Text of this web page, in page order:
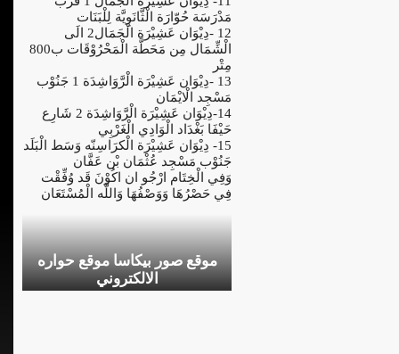
مَدْرَسَة حُوّارَة الْثَّانَوِيَّة لِلْبَنَات
12 -دِيْوَان عَشِيْرَة الْجَمَال2 الَى
الْشِّمَال مِن مَحَطَّة الْمَحْرُوْقَات ب800
مِتْر
13 -دِيْوَان عَشِيْرَة الْرَّوَاشِدَة 1 جَنُوْب
مَسْجِد الْايْمَان
14-دِيْوَان عَشِيْرَة الْرَّوَاشِدَة 2 شَارِع
حَيْفَا بَغْدَاد الْوَادِي الْغَرْبِي
15- دِيْوَان عَشِيْرَة الْكرَاسِنّه وَسَط الْبَلَد
جَنُوْب مَسْجِد عُثْمَان بْن عَفَّان
وَفِي الْخِتَام ارْجُو ان اكُوْنَ قَد وُفِّقْت
فِي حَصْرُهَا وَوَصْفُهَا وَاللَّه الْمُسْتَعَان
موقع صور بيكاسا موقع حواره
الالكتروني